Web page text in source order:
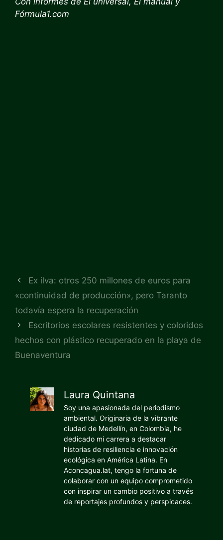
Fórmula1.com
Ex ilva: otros 250 millones de euros para
«continuidad de producción», pero Taranto
todavía espera la recuperación
Escritorios escolares resistentes y coloridos
hechos con plástico recuperado en la playa de
Buenaventura
Laura Quintana
Soy una apasionada del periodismo
ambiental. Originaria de la vibrante
ciudad de Medellín, en Colombia, he
dedicado mi carrera a destacar
historias de resiliencia e innovación
ecológica en América Latina. En
Aconcagua.lat, tengo la fortuna de
colaborar con un equipo comprometido
con inspirar un cambio positivo a través
de reportajes profundos y perspicaces.